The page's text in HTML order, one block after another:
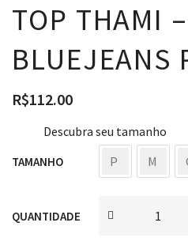
TOP THAMI –
BLUEJEANS
R$112.00
Descubra seu tamanho
TAMANHO P M
QUANTIDADE